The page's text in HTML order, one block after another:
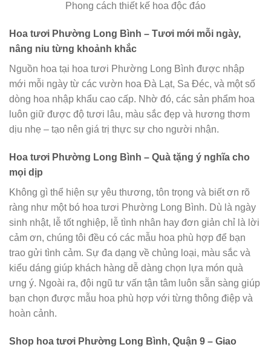
Phong cách thiết kế hoa độc đáo
Hoa tươi Phường Long Bình – Tươi mới mỗi ngày,
nâng niu từng khoảnh khắc
Nguồn hoa tại hoa tươi Phường Long Bình được nhập
mới mỗi ngày từ các vườn hoa Đà Lạt, Sa Đéc, và một số
dòng hoa nhập khẩu cao cấp. Nhờ đó, các sản phẩm hoa
luôn giữ được độ tươi lâu, màu sắc đẹp và hương thơm
dịu nhẹ – tạo nên giá trị thực sự cho người nhận.
Hoa tươi Phường Long Bình – Quà tặng ý nghĩa cho
mọi dịp
Không gì thể hiện sự yêu thương, tôn trọng và biết ơn rõ
ràng như một bó hoa tươi Phường Long Bình. Dù là ngày
sinh nhật, lễ tốt nghiệp, lễ tình nhân hay đơn giản chỉ là lời
cảm ơn, chúng tôi đều có các mẫu hoa phù hợp để bạn
trao gửi tình cảm. Sự đa dạng về chủng loại, màu sắc và
kiểu dáng giúp khách hàng dễ dàng chọn lựa món quà
ưng ý. Ngoài ra, đội ngũ tư vấn tận tâm luôn sẵn sàng giúp
bạn chọn được mẫu hoa phù hợp với từng thông điệp và
hoàn cảnh.
Shop hoa tươi Phường Long Bình, Quận 9 – Giao